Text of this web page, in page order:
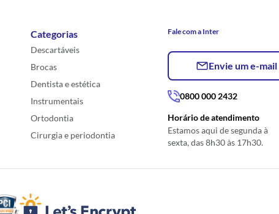
Categorias
Descartáveis
Brocas
Dentista e estética
Instrumentais
Ortodontia
Cirurgia e periodontia
Fale com a Inter
Envie um e-mail
0800 000 2432
Horário de atendimento
Estamos aqui de segunda à
sexta, das 8h30 às 17h30.